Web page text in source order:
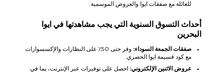
للعائلة مع صفقات ايوا والعروض الموسمية.
أحداث التسوق السنوية التي يجب مشاهدتها في ايوا
البحرين
صفقات الجمعة السوداء:
وفر حتى 50٪ على النظارات والإكسسوارات
مع كود قسيمة ايوا الحصري.
عروض الاثنين الإلكتروني: احصل على توفيرات عبر الإنترنت، بما في